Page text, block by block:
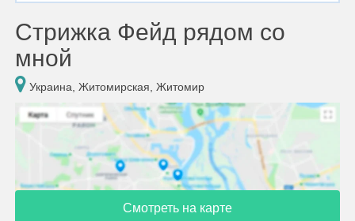
Стрижка Фейд рядом со
мной
Украина, Житомирская, Житомир
Смотреть на карте